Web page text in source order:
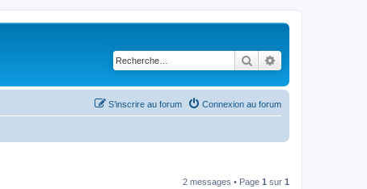
Rechercher
Connexion au forum
S’inscrire au forum
2 messages • Page 1 sur 1